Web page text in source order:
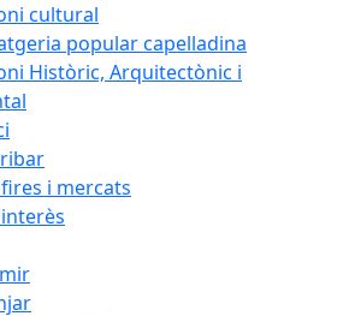
cultural
popular capelladina
Històric, Arquitectònic i
fires i mercats